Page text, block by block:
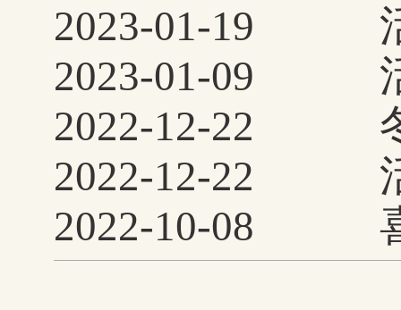
2023-01-19
系列活动火热来
2023-01-09
列活动
2022-12-22
细”手工体验活动
2022-12-22
非遗”系列活动完
2022-10-08